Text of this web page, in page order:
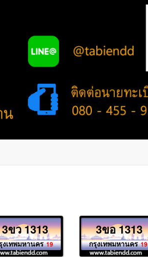
3ขว 1313
งเทพมหานคร 19
3ขอ 1313
กรุงเทพมหานคร 19